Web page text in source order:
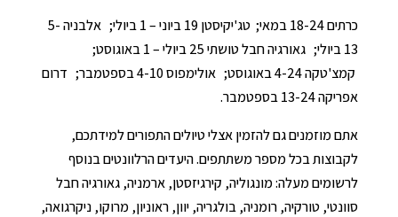
כרתים 18-24 במאי; טג'יקיסטן 19 ביוני – 1 ביולי; אלבניה 5-
13 ביולי; גאורגיה חבל טושתי 25 ביולי – 1 באוגוסט;
קמצ'טקה 4-24 באוגוסט; אולימפוס 4-10 בספטמבר; דרום
אפריקה 13-24 בספטמבר.
אתם מוזמנים גם להזמין אצלי טיולים התפורים למידתכם,
לקבוצות בכל מספר משתתפים. היעדים הרלוונטים בנוסף
לרשומים מעלה: מונגוליה, קירגיזסטן, ארמניה, גאורגיה חבל
סוונטי, טורקיה, רומניה, בולגריה, יוון, ראוניון, מרוקו, ניקרגואה,